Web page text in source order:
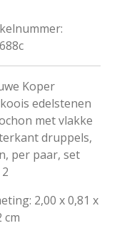
Koper
edelstenen
met vlakke
druppels,
per paar, set
2,00 x 0,81 x
cm